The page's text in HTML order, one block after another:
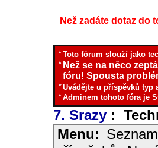
Než zadáte dotaz do
*Toto fórum slouží jako
* Než se na něco
fóru! Spousta
*Uvádějte u příspěvků typ
*Adminem tohoto fóra je
7. Srazy :
Menu: